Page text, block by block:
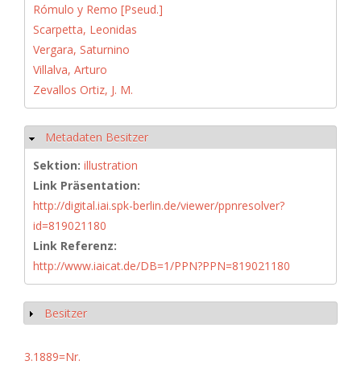
Rómulo y Remo [Pseud.]
Scarpetta, Leonidas
Vergara, Saturnino
Villalva, Arturo
Zevallos Ortiz, J. M.
Hide
Metadaten Besitzer
Sektion: illustration
Link Präsentation:
http://digital.iai.spk-berlin.de/viewer/ppnresolver?
id=819021180
Link Referenz:
http://www.iaicat.de/DB=1/PPN?PPN=819021180
Show
Besitzer
3.1889=Nr.